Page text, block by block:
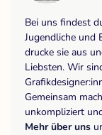
Bei uns findest
Jugendliche und
drucke sie aus
Liebsten. Wir
Gemeinsam
unkompliziert
Mehr über uns